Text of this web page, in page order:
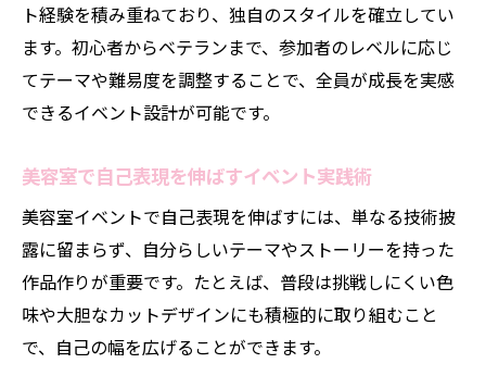
ト経験を積み重ねており、独自のスタイルを確立してい
ます。初心者からベテランまで、参加者のレベルに応じ
てテーマや難易度を調整することで、全員が成長を実感
できるイベント設計が可能です。
美容室で自己表現を伸ばすイベント実践術
美容室イベントで自己表現を伸ばすには、単なる技術披
露に留まらず、自分らしいテーマやストーリーを持った
作品作りが重要です。たとえば、普段は挑戦しにくい色
味や大胆なカットデザインにも積極的に取り組むこと
で、自己の幅を広げることができます。